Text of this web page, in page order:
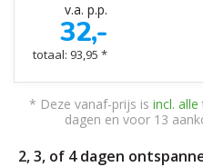
v.a. p.p.
32,-
totaal: 93,95 *
* Deze vanaf-prijs is incl.
dagen en voor 13
2, 3, of 4 dagen